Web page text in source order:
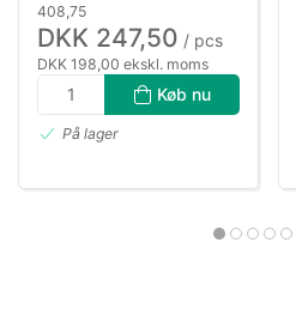
408,75
DKK 247,50 / pcs
DKK 198,00 ekskl. moms
Køb nu
På lager